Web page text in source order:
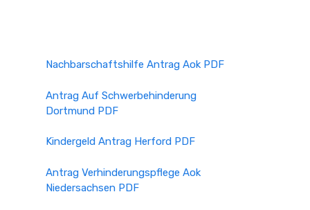
Nachbarschaftshilfe Antrag Aok PDF
Antrag Auf Schwerbehinderung
Dortmund PDF
Kindergeld Antrag Herford PDF
Antrag Verhinderungspflege Aok
Niedersachsen PDF